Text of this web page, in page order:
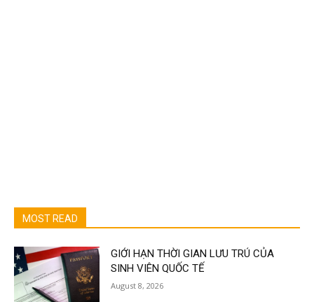
MOST READ
GIỚI HẠN THỜI GIAN LƯU TRÚ CỦA
SINH VIÊN QUỐC TẾ
August 8, 2026